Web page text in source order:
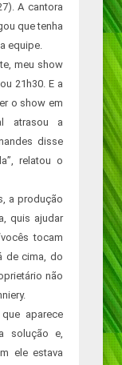
A cantora
que tenha
equipe.
meu show
21h30. E a
o show em
atrasou a
disse
relatou o
a produção
quis ajudar
tocam
de cima, do
não
aparece
solução e,
ele estava